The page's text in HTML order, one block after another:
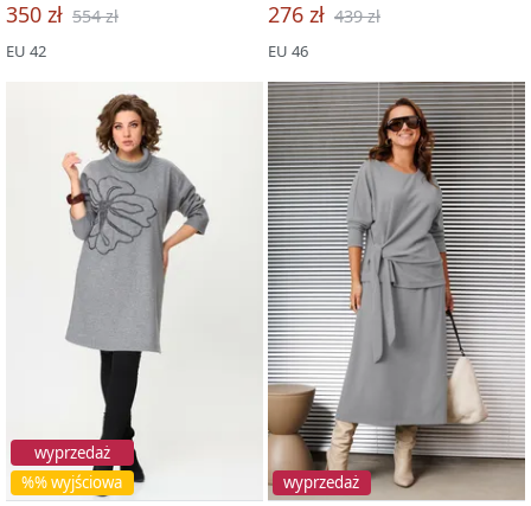
350 zł 554 zł
EU 42
276 zł 439 zł
EU 46
%% wyjściowa
wyprzedaż
wyprzedaż